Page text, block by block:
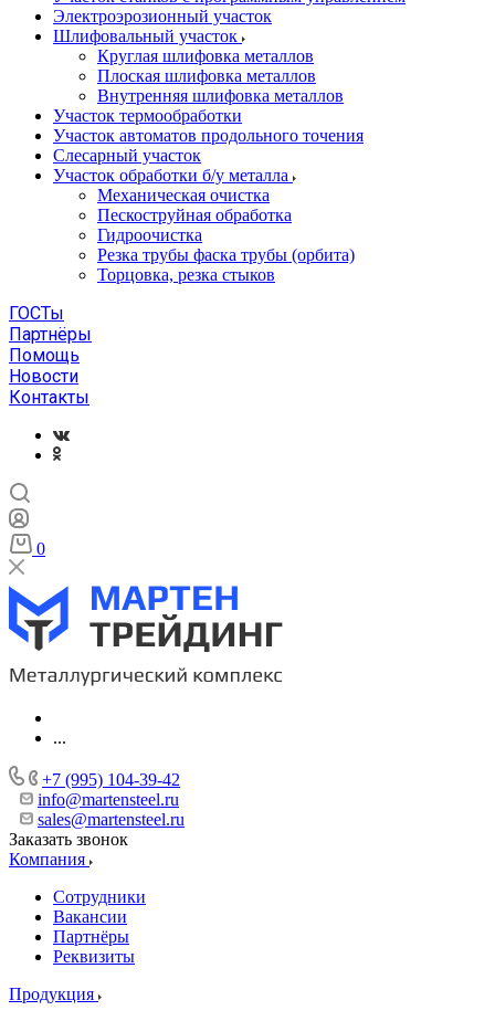
Электроэрозионный участок
Шлифовальный участок
Круглая шлифовка металлов
Плоская шлифовка металлов
Внутренняя шлифовка металлов
Участок термообработки
Участок автоматов продольного точения
Слесарный участок
Участок обработки б/у металла
Механическая очистка
Пескоструйная обработка
Гидроочистка
Резка трубы фаска трубы (орбита)
Торцовка, резка стыков
ГОСТы
Партнёры
Помощь
Новости
Контакты
0
...
+7 (995) 104-39-42
info@martensteel.ru
sales@martensteel.ru
Заказать звонок
Компания
Сотрудники
Вакансии
Партнёры
Реквизиты
Продукция